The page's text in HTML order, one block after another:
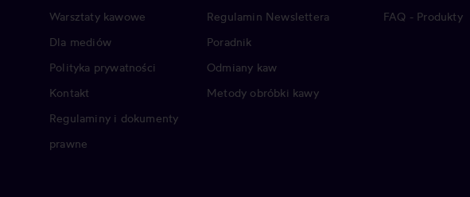
Warsztaty kawowe
Dla mediów
Polityka prywatności
Kontakt
Regulaminy i dokumenty
prawne
Regulamin Newslettera
Poradnik
Odmiany kaw
Metody obróbki kawy
FAQ - Produkty